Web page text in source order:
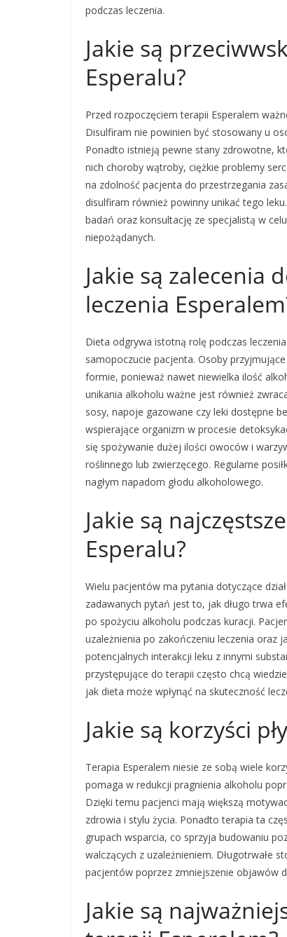
podczas leczenia.
Jakie są
Esperalu?
Przed rozpoczęciem terapii Esperalem
Disulfiram nie powinien być stosowany u
Ponadto istnieją pewne stany zdrowotne,
nich choroby wątroby, ciężkie problemy
na zdolność pacjenta do przestrzegania
disulfiram również powinny unikać tego
badań oraz konsultację ze specjalistą w
niepożądanych.
Jakie są zalecenia
leczenia
Dieta odgrywa istotną rolę podczas
samopoczucie pacjenta. Osoby
formie, ponieważ nawet niewielka ilość
unikania alkoholu ważne jest również
sosy, napoje gazowane czy leki dostępne
wspierające organizm w procesie
się spożywanie dużej ilości owoców i
roślinnego lub zwierzęcego. Regularne
nagłym napadom głodu alkoholowego.
Jakie są
Esperalu?
Wielu pacjentów ma pytania dotyczące
zadawanych pytań jest to, jak długo trwa
po spożyciu alkoholu podczas kuracji.
uzależnienia po zakończeniu leczenia oraz
potencjalnych interakcji leku z innymi
przystępujące do terapii często chcą
jak dieta może wpłynąć na skuteczność
Jakie są korzyści
Terapia Esperalem niesie ze sobą wiele
pomaga w redukcji pragnienia alkoholu
Dzięki temu pacjenci mają większą
zdrowia i stylu życia. Ponadto terapia ta
grupach wsparcia, co sprzyja budowaniu
walczących z uzależnieniem. Długotrwałe
pacjentów poprzez zmniejszenie objawów
Jakie są